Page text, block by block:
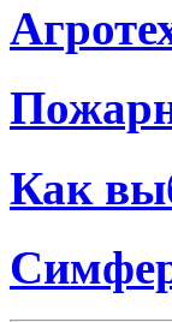
Как